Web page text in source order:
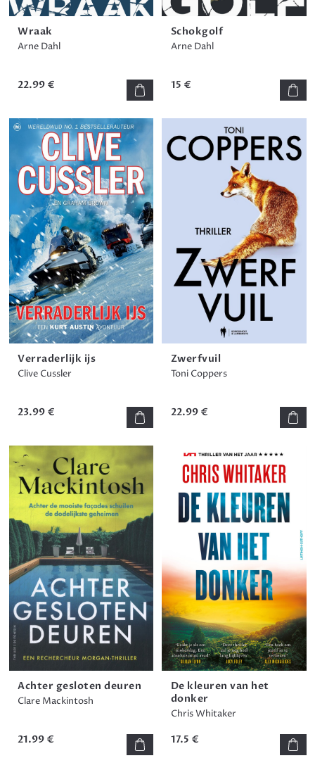
Wraak
Arne Dahl
22.99 €
Schokgolf
Arne Dahl
15 €
Verraderlijk ijs
Clive Cussler
23.99 €
Zwerfvuil
Toni Coppers
22.99 €
Achter gesloten deuren
Clare Mackintosh
21.99 €
De kleuren van het
donker
Chris Whitaker
17.5 €